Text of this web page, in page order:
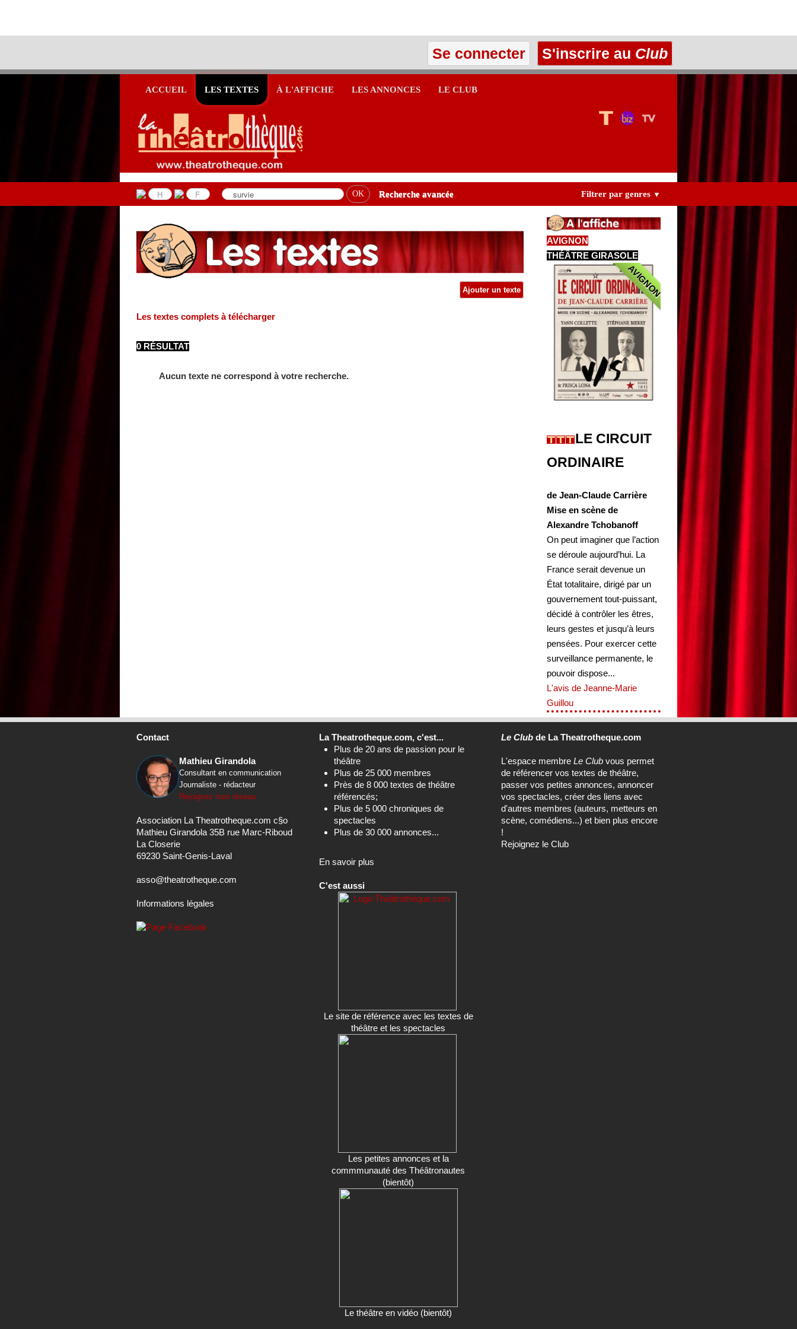
Se connecter S'inscrire au Club
ACCUEIL LES TEXTES À L'AFFICHE LES ANNONCES LE CLUB
Recherche avancée Filtrer par genres ▼
Ajouter un texte
Les textes complets à télécharger
0 RÉSULTAT
Aucun texte ne correspond à votre recherche.
AVIGNON
THÉÂTRE GIRASOLE
AVIGNON
LE CIRCUIT
ORDINAIRE
de Jean-Claude Carrière
Mise en scène de
Alexandre Tchobanoff
On peut imaginer que l’action
se déroule aujourd’hui. La
France serait devenue un
État totalitaire, dirigé par un
gouvernement tout-puissant,
décidé à contrôler les êtres,
leurs gestes et jusqu’à leurs
pensées. Pour exercer cette
surveillance permanente, le
pouvoir dispose...
L'avis de Jeanne-Marie
Guillou
Contact
Mathieu Girandola
Consultant en communication
Journaliste - rédacteur
Rejoignez mon réseau
Association La Theatrotheque.com c§o
Mathieu Girandola 35B rue Marc-Riboud
La Closerie
69230 Saint-Genis-Laval
asso@theatrotheque.com
Informations légales
La Theatrotheque.com, c'est...
Plus de 20 ans de passion pour le
théâtre
Plus de 25 000 membres
Près de 8 000 textes de théâtre
référencés;
Plus de 5 000 chroniques de
spectacles
Plus de 30 000 annonces...
En savoir plus
C'est aussi
Le site de référence avec les textes de
théâtre et les spectacles
Les petites annonces et la
commmunauté des Théâtronautes
(bientôt)
Le théâtre en vidéo (bientôt)
Le Club de La Theatrotheque.com
L'espace membreLe Club vous permet
de référencer vos textes de théâtre,
passer vos petites annonces, annoncer
vos spectacles, créer des liens avec
d'autres membres (auteurs, metteurs en
scène, comédiens...) et bien plus encore
!
Rejoignez le Club